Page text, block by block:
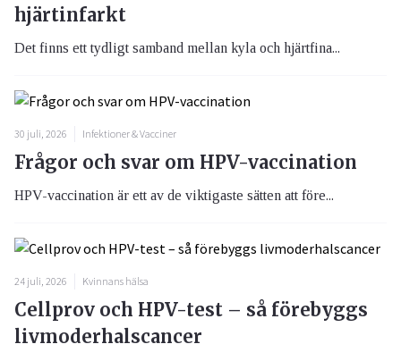
hjärtinfarkt
Det finns ett tydligt samband mellan kyla och hjärtfina...
30 juli, 2026 Infektioner & Vacciner
Frågor och svar om HPV-vaccination
HPV-vaccination är ett av de viktigaste sätten att före...
24 juli, 2026 Kvinnans hälsa
Cellprov och HPV-test – så förebyggs
livmoderhalscancer